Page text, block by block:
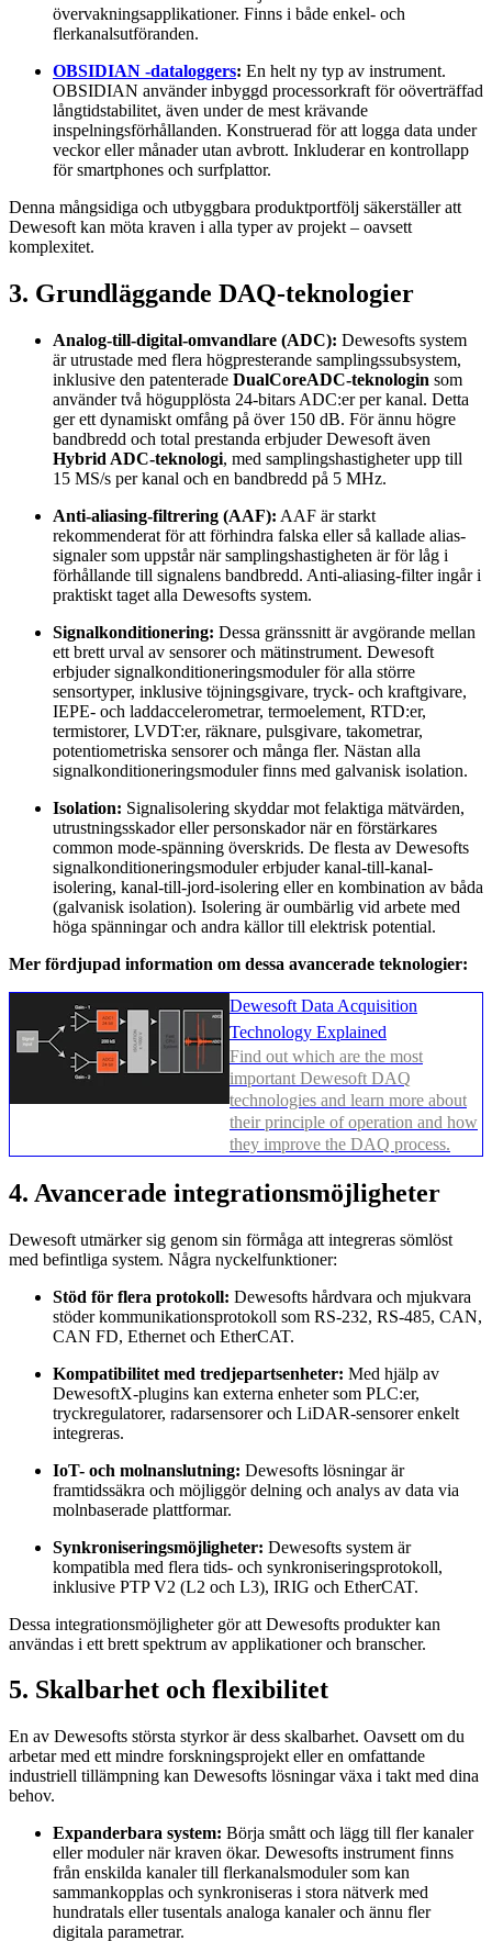
övervakningsapplikationer. Finns i både enkel- och
flerkanalsutföranden.
OBSIDIAN -dataloggers: En helt ny typ av instrument.
OBSIDIAN använder inbyggd processorkraft för oöverträffad
långtidstabilitet, även under de mest krävande
inspelningsförhållanden. Konstruerad för att logga data under
veckor eller månader utan avbrott. Inkluderar en kontrollapp
för smartphones och surfplattor.
Denna mångsidiga och utbyggbara produktportfölj säkerställer att
Dewesoft kan möta kraven i alla typer av projekt – oavsett
komplexitet.
3. Grundläggande DAQ-teknologier
Analog-till-digital-omvandlare (ADC): Dewesofts system
är utrustade med flera högpresterande samplingssubsystem,
inklusive den patenterade DualCoreADC-teknologin som
använder två högupplösta 24-bitars ADC:er per kanal. Detta
ger ett dynamiskt omfång på över 150 dB. För ännu högre
bandbredd och total prestanda erbjuder Dewesoft även
Hybrid ADC-teknologi, med samplingshastigheter upp till
15 MS/s per kanal och en bandbredd på 5 MHz.
Anti-aliasing-filtrering (AAF): AAF är starkt
rekommenderat för att förhindra falska eller så kallade alias-
signaler som uppstår när samplingshastigheten är för låg i
förhållande till signalens bandbredd. Anti-aliasing-filter ingår i
praktiskt taget alla Dewesofts system.
Signalkonditionering: Dessa gränssnitt är avgörande mellan
ett brett urval av sensorer och mätinstrument. Dewesoft
erbjuder signalkonditioneringsmoduler för alla större
sensortyper, inklusive töjningsgivare, tryck- och kraftgivare,
IEPE- och laddaccelerometrar, termoelement, RTD:er,
termistorer, LVDT:er, räknare, pulsgivare, takometrar,
potentiometriska sensorer och många fler. Nästan alla
signalkonditioneringsmoduler finns med galvanisk isolation.
Isolation: Signalisolering skyddar mot felaktiga mätvärden,
utrustningsskador eller personskador när en förstärkares
common mode-spänning överskrids. De flesta av Dewesofts
signalkonditioneringsmoduler erbjuder kanal-till-kanal-
isolering, kanal-till-jord-isolering eller en kombination av båda
(galvanisk isolation). Isolering är oumbärlig vid arbete med
höga spänningar och andra källor till elektrisk potential.
Mer fördjupad information om dessa avancerade teknologier:
Dewesoft Data Acquisition
Technology Explained
Find out which are the most
important Dewesoft DAQ
technologies and learn more about
their principle of operation and how
they improve the DAQ process.
4. Avancerade integrationsmöjligheter
Dewesoft utmärker sig genom sin förmåga att integreras sömlöst
med befintliga system. Några nyckelfunktioner:
Stöd för flera protokoll: Dewesofts hårdvara och mjukvara
stöder kommunikationsprotokoll som RS-232, RS-485, CAN,
CAN FD, Ethernet och EtherCAT.
Kompatibilitet med tredjepartsenheter: Med hjälp av
DewesoftX-plugins kan externa enheter som PLC:er,
tryckregulatorer, radarsensorer och LiDAR-sensorer enkelt
integreras.
IoT- och molnanslutning: Dewesofts lösningar är
framtidssäkra och möjliggör delning och analys av data via
molnbaserade plattformar.
Synkroniseringsmöjligheter: Dewesofts system är
kompatibla med flera tids- och synkroniseringsprotokoll,
inklusive PTP V2 (L2 och L3), IRIG och EtherCAT.
Dessa integrationsmöjligheter gör att Dewesofts produkter kan
användas i ett brett spektrum av applikationer och branscher.
5. Skalbarhet och flexibilitet
En av Dewesofts största styrkor är dess skalbarhet. Oavsett om du
arbetar med ett mindre forskningsprojekt eller en omfattande
industriell tillämpning kan Dewesofts lösningar växa i takt med dina
behov.
Expanderbara system: Börja smått och lägg till fler kanaler
eller moduler när kraven ökar. Dewesofts instrument finns
från enskilda kanaler till flerkanalsmoduler som kan
sammankopplas och synkroniseras i stora nätverk med
hundratals eller tusentals analoga kanaler och ännu fler
digitala parametrar.